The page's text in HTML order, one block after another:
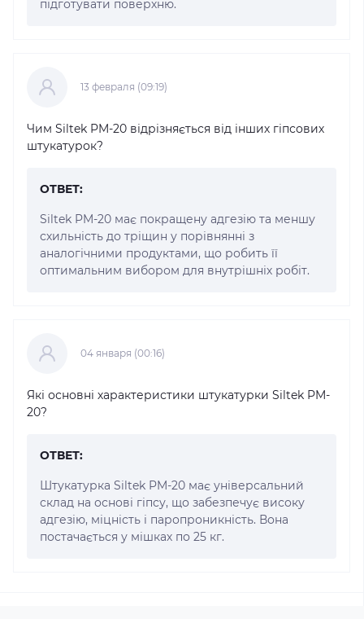
підготувати поверхню.
13 февраля (09:19)
Чим Siltek PM-20 відрізняється від інших гіпсових
штукатурок?
ОТВЕТ:
Siltek PM-20 має покращену адгезію та меншу
схильність до тріщин у порівнянні з
аналогічними продуктами, що робить її
оптимальним вибором для внутрішніх робіт.
04 января (00:16)
Які основні характеристики штукатурки Siltek PM-
20?
ОТВЕТ:
Штукатурка Siltek PM-20 має універсальний
склад на основі гіпсу, що забезпечує високу
адгезію, міцність і паропроникність. Вона
постачається у мішках по 25 кг.